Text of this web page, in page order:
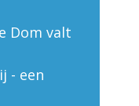
Dom valt
- een